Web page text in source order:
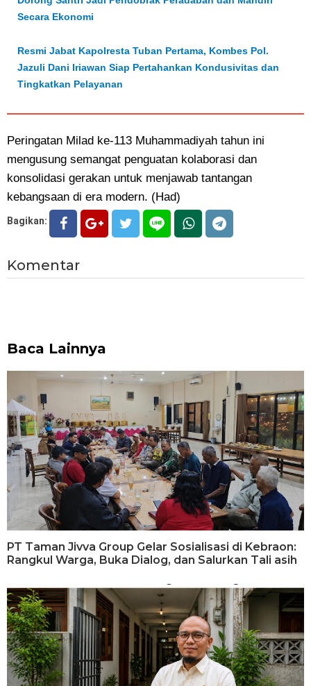
Secara Ekonomi
Resmi Jabat Kapolresta Tuban Pertama, Kombes Pol.
Jazuli Dani Iriawan Siap Pertahankan Kondusivitas dan
Tingkatkan Pelayanan
Peringatan Milad ke-113 Muhammadiyah tahun ini
mengusung semangat penguatan kolaborasi dan
konsolidasi gerakan untuk menjawab tantangan
kebangsaan di era modern. (Had)
Bagikan:
Komentar
Baca Lainnya
PT Taman Jivva Group Gelar Sosialisasi di Kebraon:
Rangkul Warga, Buka Dialog, dan Salurkan Tali asih